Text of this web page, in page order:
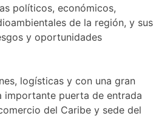
políticos, económicos,
de la región, y sus
y oportunidades
logísticas y con una gran
importante puerta de entrada
del Caribe y sede del